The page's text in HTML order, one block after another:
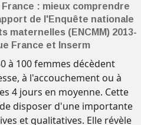
: mieux comprendre
de l'Enquête nationale
maternelles (ENCMM) 2013-
France et Inserm
à 100 femmes décèdent
à l'accouchement ou à
4 jours en moyenne. Cette
disposer d'une importante
et qualitatives. Elle révèle